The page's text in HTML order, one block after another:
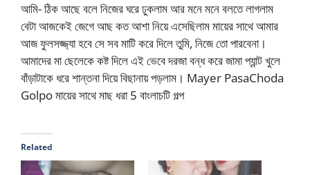
আমি- ঠিক আছে বলে নিজের ঘরে ঢুকলাম আর মনে মনে বলতে লাগলাম
বেটা আজকেই জেগে আছ কত আশা নিয়ে এসেছিলাম মায়ের সাথে আমার
আজ ফুলসজ্জ্যা হবে সে সব মাটি করে দিলে তুমি, নিজে তো পারবেনা।
আমাদের মা ছেলেকে কষ্ট দিলে এই ভেবে দরজা বন্ধ করে জামা প্যান্ট খুলে
বাঁড়াটাকে ধরে শান্তনা দিয়ে বিছানায় পড়লাম। Mayer PasaChoda
Golpo মায়ের সাথে মাছ ধরা 5 বাংলাচটি গল্প
Related